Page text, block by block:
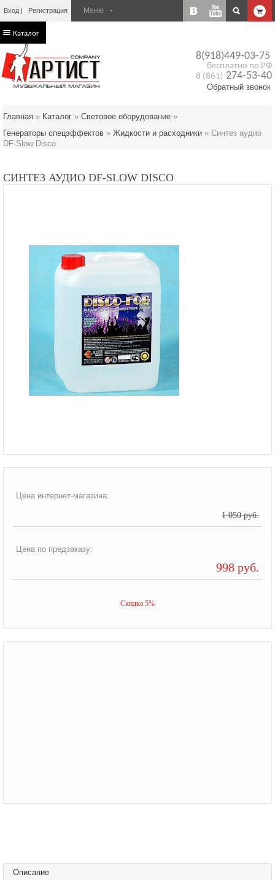
Вход Регистрация
8(918)449-03-75
бесплатно по РФ
8 (861) 274-53-40
Обратный звонок
Каталог
Главная » Каталог » Световое оборудование »
Генераторы спецэффектов » Жидкости и расходники » Синтез аудио
DF-Slow Disco
СИНТЕЗ АУДИО DF-SLOW DISCO
Цена интернет-магазина:
1 050 руб.
Цена по предзаказу:
998 руб.
Скидка 5%
Описание